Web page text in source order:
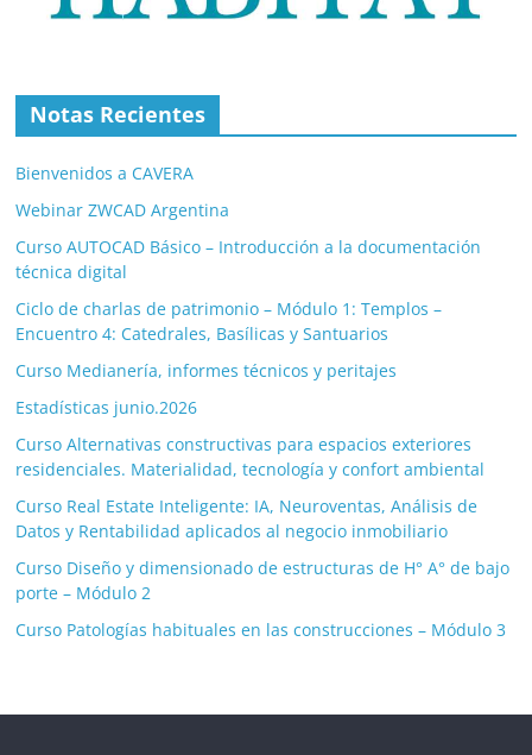
Notas Recientes
Bienvenidos a CAVERA
Webinar ZWCAD Argentina
Curso AUTOCAD Básico – Introducción a la documentación
técnica digital
Ciclo de charlas de patrimonio – Módulo 1: Templos –
Encuentro 4: Catedrales, Basílicas y Santuarios
Curso Medianería, informes técnicos y peritajes
Estadísticas junio.2026
Curso Alternativas constructivas para espacios exteriores
residenciales. Materialidad, tecnología y confort ambiental
Curso Real Estate Inteligente: IA, Neuroventas, Análisis de
Datos y Rentabilidad aplicados al negocio inmobiliario
Curso Diseño y dimensionado de estructuras de H° A° de bajo
porte – Módulo 2
Curso Patologías habituales en las construcciones – Módulo 3